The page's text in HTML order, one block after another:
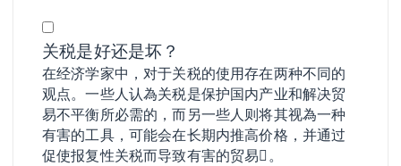
关税是好还是坏？
在经济学家中，对于关税的使用存在两种不同的
观点。一些人认為关税是保护国内产业和解决贸
易不平衡所必需的，而另一些人则将其视為一种
有害的工具，可能会在长期内推高价格，并通过
促使报复性关税而导致有害的贸易𢧐。